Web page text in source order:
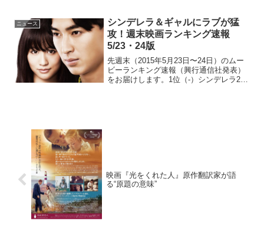
ニュース
シンデレラ＆ギャルにラブが猛
攻！週末映画ランキング速報
5/23・24版
先週末（2015年5月23日〜24日）のムー
ビーランキング速報（興行通信社発表）
をお届けします。1位（-）シンデレラ2位
映画『光をくれた人』原作翻訳家が語
る“原題の意味”